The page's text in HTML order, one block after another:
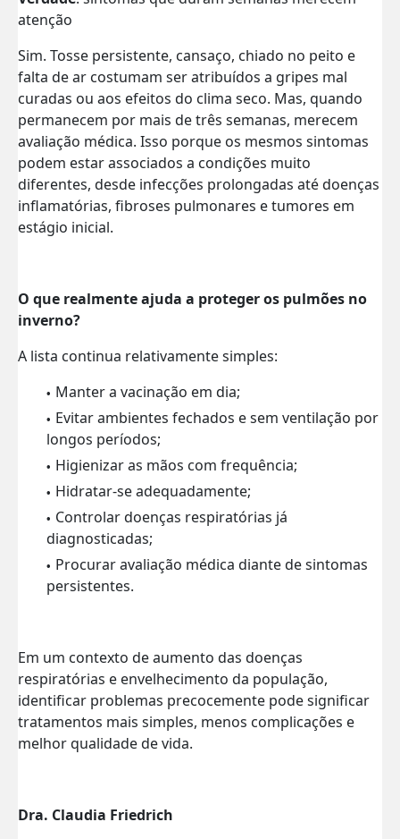
atenção
Sim. Tosse persistente, cansaço, chiado no peito e
falta de ar costumam ser atribuídos a gripes mal
curadas ou aos efeitos do clima seco. Mas, quando
permanecem por mais de três semanas, merecem
avaliação médica. Isso porque os mesmos sintomas
podem estar associados a condições muito
diferentes, desde infecções prolongadas até doenças
inflamatórias, fibroses pulmonares e tumores em
estágio inicial.
O que realmente ajuda a proteger os pulmões no
inverno?
A lista continua relativamente simples:
Manter a vacinação em dia;
Evitar ambientes fechados e sem ventilação por
longos períodos;
Higienizar as mãos com frequência;
Hidratar-se adequadamente;
Controlar doenças respiratórias já
diagnosticadas;
Procurar avaliação médica diante de sintomas
persistentes.
Em um contexto de aumento das doenças
respiratórias e envelhecimento da população,
identificar problemas precocemente pode significar
tratamentos mais simples, menos complicações e
melhor qualidade de vida.
Dra. Claudia Friedrich